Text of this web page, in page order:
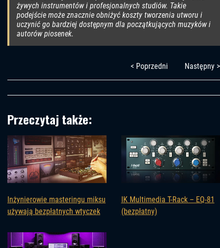
żywych instrumentów i profesjonalnych studiów. Takie
podejście może znacznie obniżyć koszty tworzenia utworu i
uczynić go bardziej dostępnym dla początkujących muzyków i
autorów piosenek.
< Poprzedni Następny >
Przeczytaj także:
Inżynierowie masteringu miksu
używają bezpłatnych wtyczek
IK Multimedia T-Rack – EQ-81
(bezpłatny)